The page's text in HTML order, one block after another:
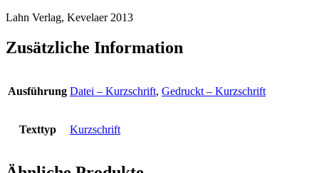
Lahn Verlag, Kevelaer 2013
Zusätzliche Information
Ausführung Datei – Kurzschrift, Gedruckt – Kurzschrift
Texttyp Kurzschrift